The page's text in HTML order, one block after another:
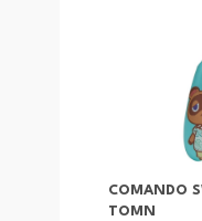
COMANDO
TOMN